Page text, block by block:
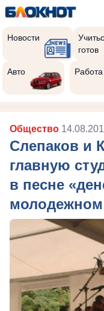
Новости
готов
Авто Работа
Общество
Слепаков и
главную
в песне